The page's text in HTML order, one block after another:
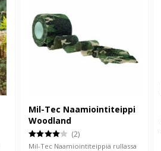
Mil-Tec Naamiointiteippi
Woodland
(2)
Mil-Tec Naamiointiteippiä rullassa